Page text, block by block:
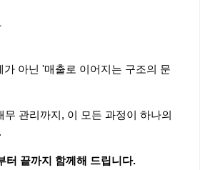
아닌 '매출로 이어지는 구조의 문
관리까지, 이 모든 과정이 하나의
터 끝까지 함께해 드립니다.